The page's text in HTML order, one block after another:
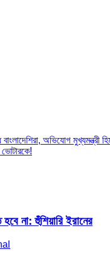
অভিযোগ মুখ্যমন্ত্রী
ভোটারকে!
না: হুঁশিয়ারি ইরানের